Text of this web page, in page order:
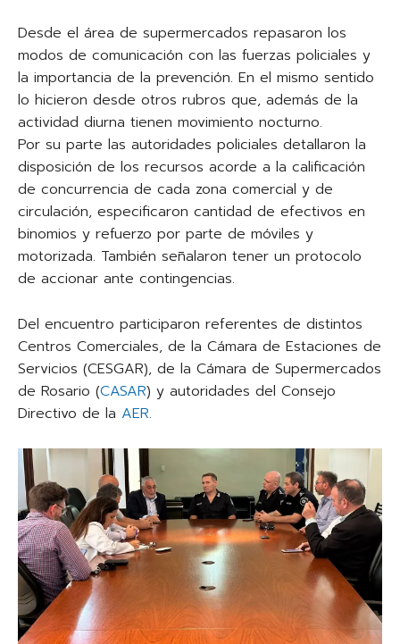
Desde el área de supermercados repasaron los
modos de comunicación con las fuerzas policiales y
la importancia de la prevención. En el mismo sentido
lo hicieron desde otros rubros que, además de la
actividad diurna tienen movimiento nocturno.
Por su parte las autoridades policiales detallaron la
disposición de los recursos acorde a la calificación
de concurrencia de cada zona comercial y de
circulación, especificaron cantidad de efectivos en
binomios y refuerzo por parte de móviles y
motorizada. También señalaron tener un protocolo
de accionar ante contingencias.
Del encuentro participaron referentes de distintos
Centros Comerciales, de la Cámara de Estaciones de
Servicios (CESGAR), de la Cámara de Supermercados
de Rosario (CASAR) y autoridades del Consejo
Directivo de la AER.